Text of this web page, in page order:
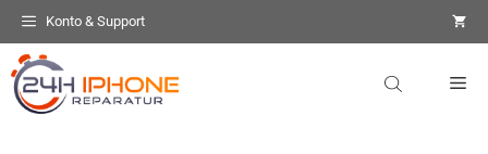
Zum
Inhalt
springen
Konto & Support